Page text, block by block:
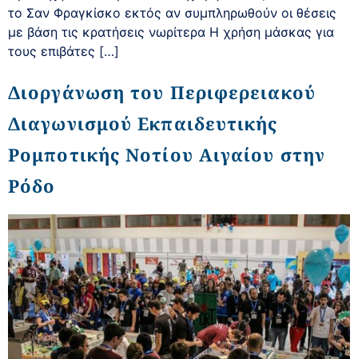
το Σαν Φραγκίσκο εκτός αν συμπληρωθούν οι θέσεις
με βάση τις κρατήσεις νωρίτερα Η χρήση μάσκας για
τους επιβάτες […]
Διοργάνωση του Περιφερειακού
Διαγωνισμού Εκπαιδευτικής
Ρομποτικής Νοτίου Αιγαίου στην
Ρόδο